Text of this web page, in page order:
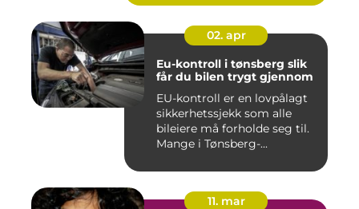
02. apr
Eu-kontroll i tønsberg slik
får du bilen trygt gjennom
EU-kontroll er en lovpålagt
sikkerhetssjekk som alle
bileiere må forholde seg til.
Mange i Tønsberg-...
11. mar